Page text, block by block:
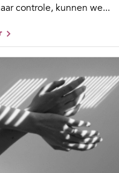
controle, kunnen we...